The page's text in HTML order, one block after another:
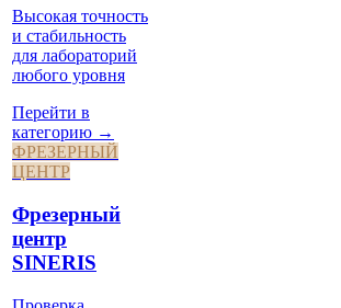
Высокая точность
и стабильность
для лабораторий
любого уровня
Перейти в
категорию →
ФРЕЗЕРНЫЙ
ЦЕНТР
Фрезерный
центр
SINERIS